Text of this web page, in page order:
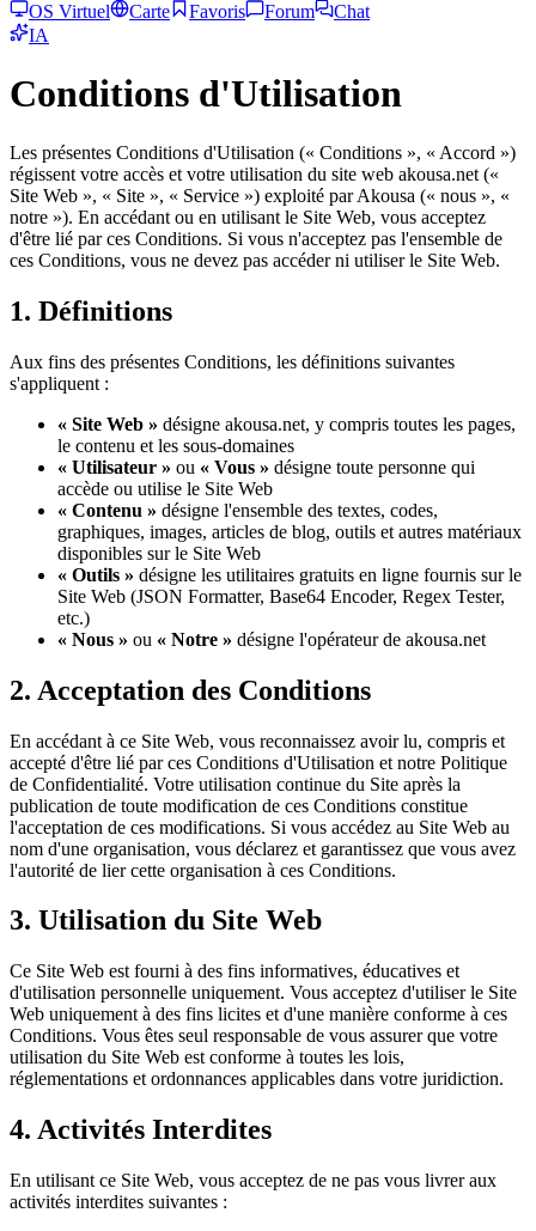
OS Virtuel Carte Favoris Forum
Chat
IA
Conditions d'Utilisation
Les présentes Conditions d'Utilisation (« Conditions », « Accord »)
régissent votre accès et votre utilisation du site web akousa.net («
Site Web », « Site », « Service ») exploité par Akousa (« nous », «
notre »). En accédant ou en utilisant le Site Web, vous acceptez
d'être lié par ces Conditions. Si vous n'acceptez pas l'ensemble de
ces Conditions, vous ne devez pas accéder ni utiliser le Site Web.
1. Définitions
Aux fins des présentes Conditions, les définitions suivantes
s'appliquent :
« Site Web » désigne akousa.net, y compris toutes les pages,
le contenu et les sous-domaines
« Utilisateur » ou « Vous » désigne toute personne qui
accède ou utilise le Site Web
« Contenu » désigne l'ensemble des textes, codes,
graphiques, images, articles de blog, outils et autres matériaux
disponibles sur le Site Web
« Outils » désigne les utilitaires gratuits en ligne fournis sur le
Site Web (JSON Formatter, Base64 Encoder, Regex Tester,
etc.)
« Nous » ou « Notre » désigne l'opérateur de akousa.net
2. Acceptation des Conditions
En accédant à ce Site Web, vous reconnaissez avoir lu, compris et
accepté d'être lié par ces Conditions d'Utilisation et notre Politique
de Confidentialité. Votre utilisation continue du Site après la
publication de toute modification de ces Conditions constitue
l'acceptation de ces modifications. Si vous accédez au Site Web au
nom d'une organisation, vous déclarez et garantissez que vous avez
l'autorité de lier cette organisation à ces Conditions.
3. Utilisation du Site Web
Ce Site Web est fourni à des fins informatives, éducatives et
d'utilisation personnelle uniquement. Vous acceptez d'utiliser le Site
Web uniquement à des fins licites et d'une manière conforme à ces
Conditions. Vous êtes seul responsable de vous assurer que votre
utilisation du Site Web est conforme à toutes les lois,
réglementations et ordonnances applicables dans votre juridiction.
4. Activités Interdites
En utilisant ce Site Web, vous acceptez de ne pas vous livrer aux
activités interdites suivantes :